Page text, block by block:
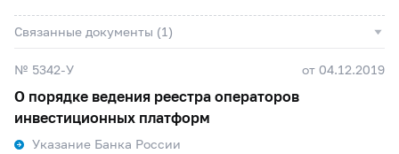
Связанные документы (1)
№ 5342-У от 04.12.2019
О порядке ведения реестра операторов
инвестиционных платформ
Указание Банка России